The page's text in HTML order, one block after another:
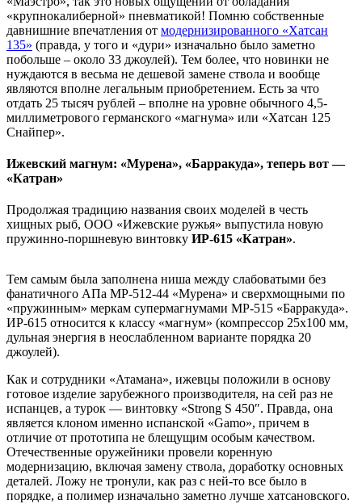
«крупнокалиберной» пневматикой! Помню собственные
давнишние впечатления от модернизированного «Хатсан
135» (правда, у того и «дури» изначально было заметно
побольше – около 33 джоулей). Тем более, что новинки не
нуждаются в весьма не дешевой замене ствола и вообще
являются вполне легальным приобретением. Есть за что
отдать 25 тысяч рублей – вполне на уровне обычного 4,5-
миллиметрового германского «магнума» или «Хатсан 125
Снайпер».
Ижевский магнум: «Мурена», «Барракуда», теперь вот —
«Катран»
Продолжая традицию названия своих моделей в честь
хищных рыб, ООО «Ижевские ружья» выпустила новую
пружинно-поршневую винтовку ИР-615 «Катран».
Тем самым была заполнена ниша между слабоватыми без
фанатичного АПа МР-512-44 «Мурена» и сверхмощными по
«пружинным» меркам супермагнумами МР-515 «Барракуда».
ИР-615 относится к классу «магнум» (компрессор 25х100 мм,
дульная энергия в неослабленном варианте порядка 20
джоулей).
Как и сотрудники «Атамана», ижевцы положили в основу
готовое изделие зарубежного производителя, на сей раз не
испанцев, а турок — винтовку «Strong S 450″. Правда, она
является клоном именно испанской «Gamo», причем в
отличие от прототипа не блещущим особым качеством.
Отечественные оружейники провели коренную
модернизацию, включая замену ствола, доработку основных
деталей. Ложу не тронули, как раз с ней-то все было в
порядке, а полимер изначально заметно лучше хатсановского.